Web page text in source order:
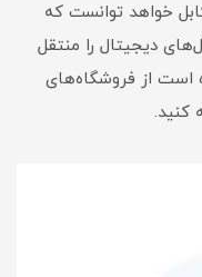
خواهد توانست که
دیجیتال را منتقل
است از فروشگاه‌های
کنید.